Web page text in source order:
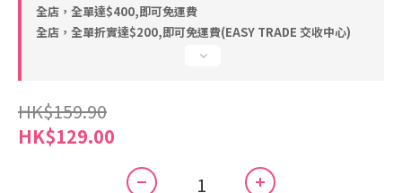
全店，全單達$400,即可免運費
全店，全單折實達$200,即可免運費(EASY TRADE 交收中心)
HK$159.90
HK$129.00